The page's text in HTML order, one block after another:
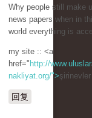
Why people still make
news papers when in
world everything is
my site :: <a
href=" http://
nakliyat.org/">
回复